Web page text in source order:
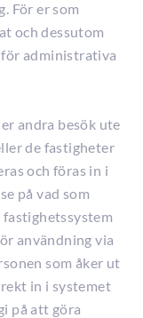
För er som
och dessutom
administrativa
andra besök ute
de fastigheter
och föras in i
på vad som
användning via
som åker ut
in i systemet
på att göra